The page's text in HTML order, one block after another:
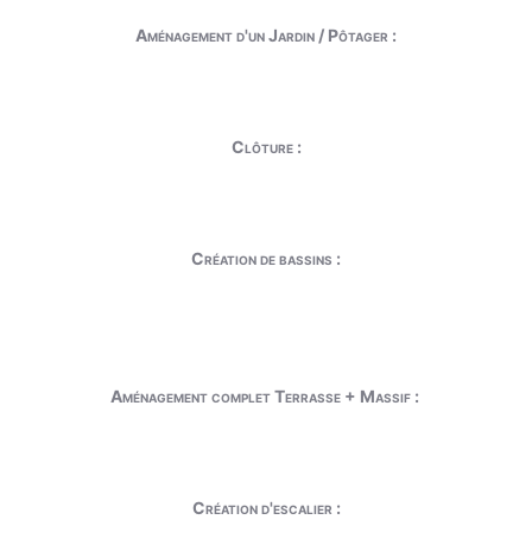
Aménagement d'un Jardin / Pôtager :
Clôture :
Création de bassins :
Aménagement complet Terrasse + Massif :
Création d'escalier :